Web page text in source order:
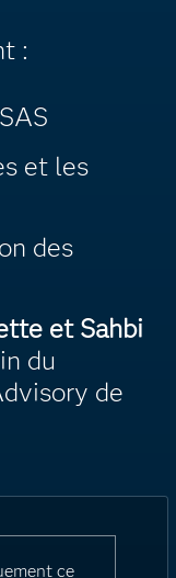
:
et les
des
et Sahbi
du
de
ce